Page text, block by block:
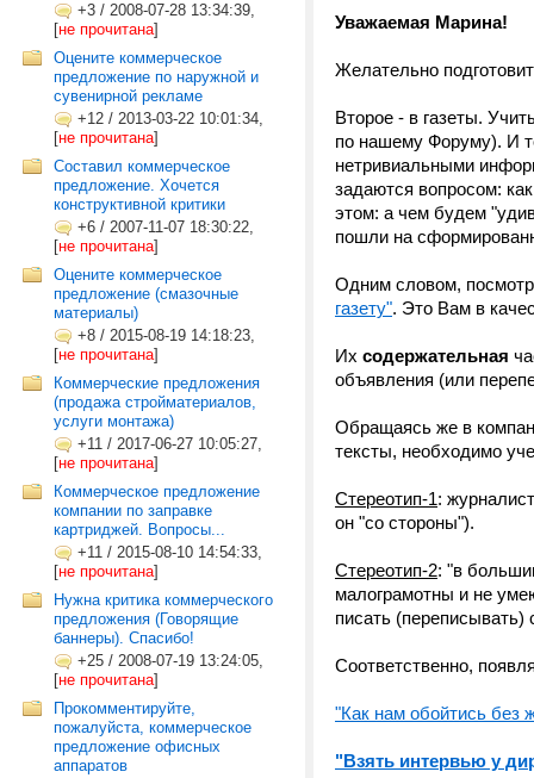
+3 / 2008-07-28 13:34:39,
[не прочитана]
Оцените коммерческое
предложение по наружной и
сувенирной рекламе
+12 / 2013-03-22 10:01:34,
[не прочитана]
Составил коммерческое
предложение. Хочется
конструктивной критики
+6 / 2007-11-07 18:30:22,
[не прочитана]
Оцените коммерческое
предложение (смазочные
материалы)
+8 / 2015-08-19 14:18:23,
[не прочитана]
Коммерческие предложения
(продажа стройматериалов,
услуги монтажа)
+11 / 2017-06-27 10:05:27,
[не прочитана]
Коммерческое предложение
компании по заправке
картриджей. Вопросы...
+11 / 2015-08-10 14:54:33,
[не прочитана]
Нужна критика коммерческого
предложения (Говорящие
баннеры). Спасибо!
+25 / 2008-07-19 13:24:05,
[не прочитана]
Прокомментируйте,
пожалуйста, коммерческое
предложение офисных
аппаратов
Уважаемая Марина!
Желательно
Второе - в газеты.
по нашему Форуму). И
нетривиальными
задаются вопросом:
этом: а чем будем
пошли на
Одним словом,
газету". Это Вам в
Их содержательная
объявления (или
Обращаясь же в
тексты, необходимо
Стереотип-1:
он "со стороны").
Стереотип-2: "в
малограмотны и не
писать
Соответственно,
"Как нам обойтись без
"Взять интервью у